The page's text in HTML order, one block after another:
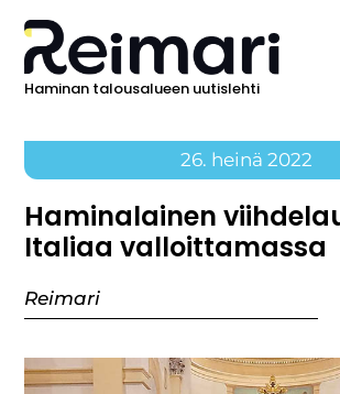
Haminan talousalueen uutislehti
26. heinä 2022
Haminalainen
Italiaa valloittamassa
Reimari